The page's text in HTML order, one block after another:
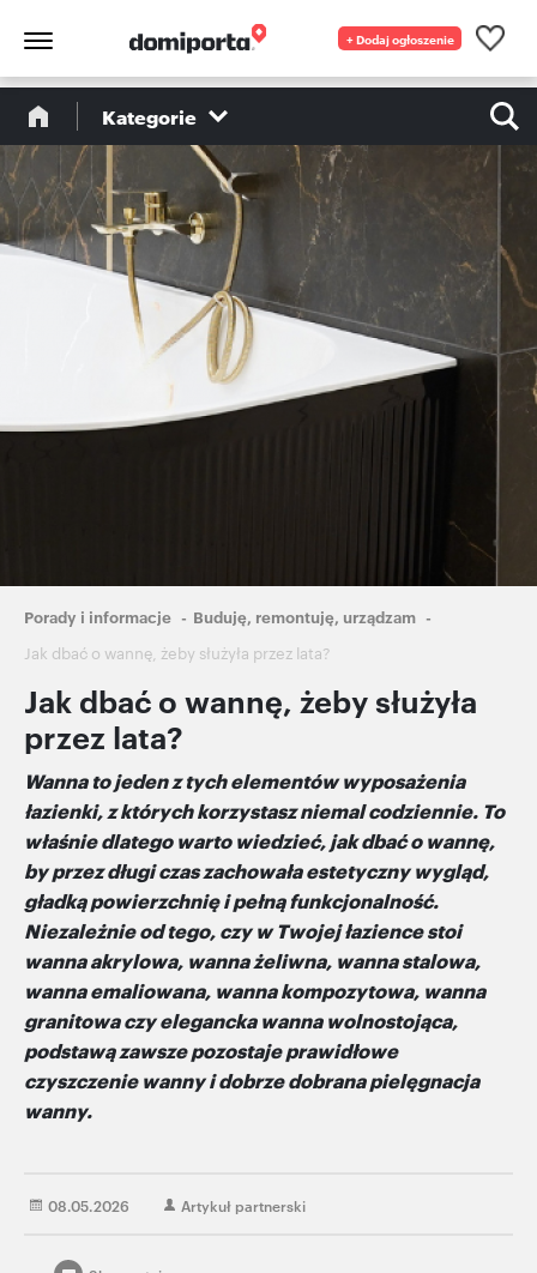
+ Dodaj ogłoszenie
Kategorie
Ścieżka
nawigacyjna
Porady i informacje
Buduję, remontuję, urządzam
Jak dbać o wannę, żeby służyła przez lata?
Jak dbać o wannę, żeby służyła
przez lata?
Wanna to jeden z tych elementów wyposażenia
łazienki, z których korzystasz niemal codziennie. To
właśnie dlatego warto wiedzieć, jak dbać o wannę,
by przez długi czas zachowała estetyczny wygląd,
gładką powierzchnię i pełną funkcjonalność.
Niezależnie od tego, czy w Twojej łazience stoi
wanna akrylowa, wanna żeliwna, wanna stalowa,
wanna emaliowana, wanna kompozytowa, wanna
granitowa czy elegancka wanna wolnostojąca,
podstawą zawsze pozostaje prawidłowe
czyszczenie wanny i dobrze dobrana pielęgnacja
wanny.
08.05.2026 Artykuł partnerski